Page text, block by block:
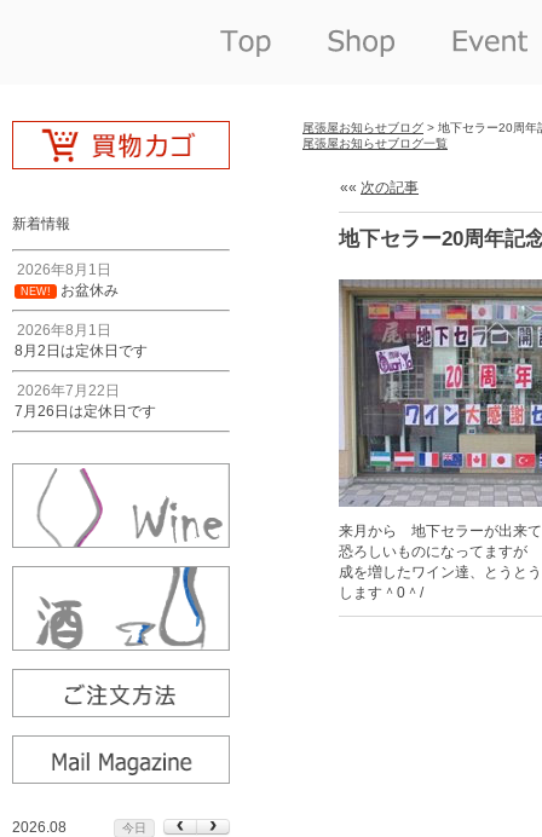
新着情報
2026年8月1日
NEW! お盆休み
2026年8月1日
8月2日は定休日です
2026年7月22日
7月26日は定休日です
2026.08
今日
尾張屋お知らせブログ > 地下セラー20周年
尾張屋お知らせブログ一覧
«« 次の記事
地下セラー20周年記
来月から 地下セラーが出来
恐ろしいものになってます
成を増したワイン達、とうと
します＾0＾/